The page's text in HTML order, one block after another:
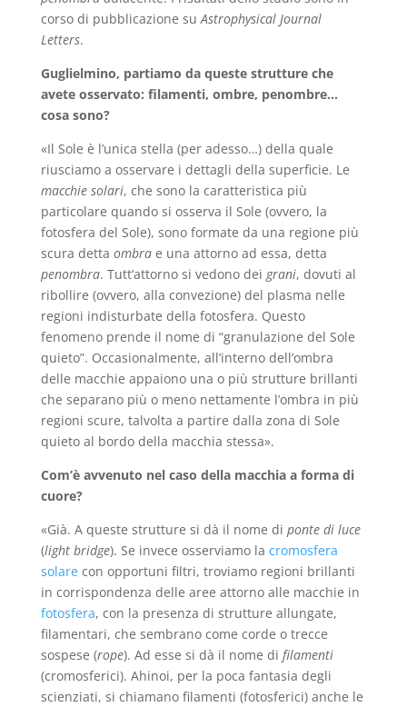
corso di pubblicazione suAstrophysical Journal
Letters.
Guglielmino, partiamo da queste strutture che
avete osservato: filamenti, ombre, penombre…
cosa sono?
«Il Sole è l’unica stella (per adesso…) della quale
riusciamo a osservare i dettagli della superficie. Le
macchie solari, che sono la caratteristica più
particolare quando si osserva il Sole (ovvero, la
fotosfera del Sole), sono formate da una regione più
scura detta ombrae una attorno ad essa, detta
penombra. Tutt’attorno si vedono dei grani, dovuti al
ribollire (ovvero, alla convezione) del plasma nelle
regioni indisturbate della fotosfera. Questo
fenomeno prende il nome di “granulazione del Sole
quieto”. Occasionalmente, all’interno dell’ombra
delle macchie appaiono una o più strutture brillanti
che separano più o meno nettamente l’ombra in più
regioni scure, talvolta a partire dalla zona di Sole
quieto al bordo della macchia stessa».
Com’è avvenuto nel caso della macchia a forma di
cuore?
«Già. A queste strutture si dà il nome di ponte di luce
(light bridge). Se invece osserviamo la cromosfera
solarecon opportuni filtri, troviamo regioni brillanti
in corrispondenza delle aree attorno alle macchie in
fotosfera, con la presenza di strutture allungate,
filamentari, che sembrano come corde o trecce
sospese (rope). Ad esse si dà il nome di filamenti
(cromosferici). Ahinoi, per la poca fantasia degli
scienziati, si chiamano filamenti (fotosferici) anche le